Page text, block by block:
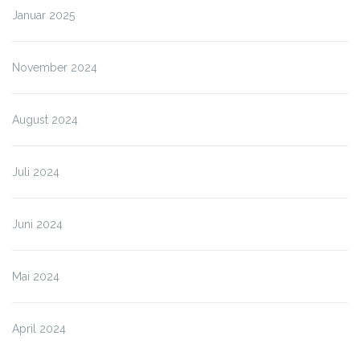
Januar 2025
November 2024
August 2024
Juli 2024
Juni 2024
Mai 2024
April 2024